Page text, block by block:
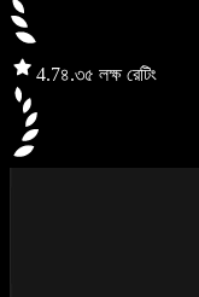
4.7৪.৩৫ লক্ষ রেটিং